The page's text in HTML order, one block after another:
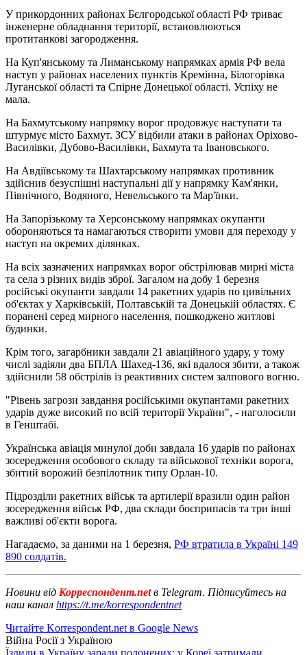
У прикордонних районах Бєлгородської області РФ триває
інженерне обладнання території, встановлюються
протитанкові загородження.
На Куп'янському та Лиманському напрямках армія РФ вела
наступ у районах населених пунктів Кремінна, Білогорівка
Луганської області та Спірне Донецької області. Успіху не
мала.
На Бахмутському напрямку ворог продовжує наступати та
штурмує місто Бахмут. ЗСУ відбили атаки в районах Оріхово-
Василівки, Дубово-Василівки, Бахмута та Івановського.
На Авдіївському та Шахтарському напрямках противник
здійснив безуспішні наступальні дії у напрямку Кам'янки,
Північного, Водяного, Невельського та Мар'їнки.
На Запорізькому та Херсонському напрямках окупанти
обороняються та намагаються створити умови для переходу у
наступ на окремих ділянках.
На всіх зазначених напрямках ворог обстрілював мирні міста
та села з різних видів зброї. Загалом на добу 1 березня
російські окупанти завдали 14 ракетних ударів по цивільних
об'єктах у Харківській, Полтавській та Донецькій областях. Є
поранені серед мирного населення, пошкоджено житлові
будинки.
Крім того, загарбники завдали 21 авіаційного удару, у тому
числі задіяли два БПЛА Шахед-136, які вдалося збити, а також
здійснили 58 обстрілів із реактивних систем залпового вогню.
"Рівень загрози завдання російськими окупантами ракетних
ударів дуже високий по всій території України", - наголосили
в Генштабі.
Українська авіація минулої доби завдала 16 ударів по районах
зосередження особового складу та військової техніки ворога,
збитий ворожий безпілотник типу Орлан-10.
Підрозділи ракетних військ та артилерії вразили один район
зосередження військ РФ, два склади боєприпасів та три інші
важливі об'єкти ворога.
Нагадаємо, за даними на 1 березня, РФ втратила в Україні 149
890 солдатів.
Новини від Корреспондент.netв Telegram. Підписуйтесь на
наш канал https://t.me/korrespondentnet
Читайте Korrespondent.net в Google News
Війна Росії з Україною
Їздили в Україну заради полонених: у Кореї затримали